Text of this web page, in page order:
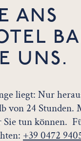
ANS
UNS.
liegt: Nur
24 Stunden.
tun können.
+39 0472